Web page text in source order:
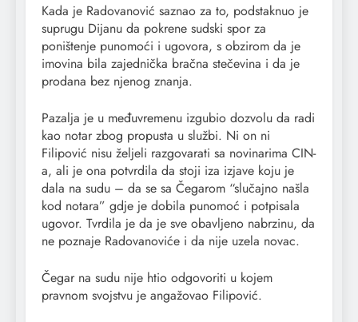
Kada je Radovanović saznao za to, podstaknuo je
suprugu Dijanu da pokrene sudski spor za
poništenje punomoći i ugovora, s obzirom da je
imovina bila zajednička bračna stečevina i da je
prodana bez njenog znanja.
Pazalja je u međuvremenu izgubio dozvolu da radi
kao notar zbog propusta u službi. Ni on ni
Filipović nisu željeli razgovarati sa novinarima CIN-
a, ali je ona potvrdila da stoji iza izjave koju je
dala na sudu – da se sa Čegarom “slučajno našla
kod notara” gdje je dobila punomoć i potpisala
ugovor. Tvrdila je da je sve obavljeno nabrzinu, da
ne poznaje Radovanoviće i da nije uzela novac.
Čegar na sudu nije htio odgovoriti u kojem
pravnom svojstvu je angažovao Filipović.